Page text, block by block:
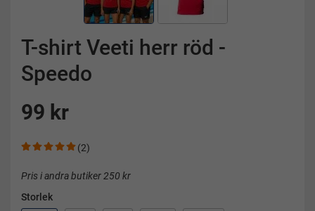
T-shirt Veeti herr röd -
Speedo
99 kr
(2)
Pris i andra butiker 250 kr
Storlek